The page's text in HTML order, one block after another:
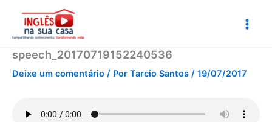
conteúdo
speech_20170719152240536
Deixe um comentário / Por Tarcio Santos / 19/07/2017